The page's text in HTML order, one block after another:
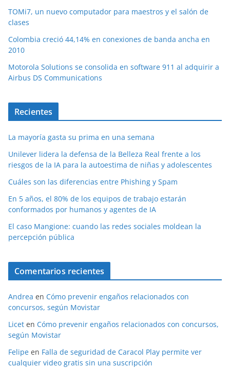
TOMi7, un nuevo computador para maestros y el salón de
clases
Colombia creció 44,14% en conexiones de banda ancha en
2010
Motorola Solutions se consolida en software 911 al adquirir a
Airbus DS Communications
Recientes
La mayoría gasta su prima en una semana
Unilever lidera la defensa de la Belleza Real frente a los
riesgos de la IA para la autoestima de niñas y adolescentes
Cuáles son las diferencias entre Phishing y Spam
En 5 años, el 80% de los equipos de trabajo estarán
conformados por humanos y agentes de IA
El caso Mangione: cuando las redes sociales moldean la
percepción pública
Comentarios recientes
Andrea en Cómo prevenir engaños relacionados con
concursos, según Movistar
Licet en Cómo prevenir engaños relacionados con concursos,
según Movistar
Felipe en Falla de seguridad de Caracol Play permite ver
cualquier video gratis sin una suscripción